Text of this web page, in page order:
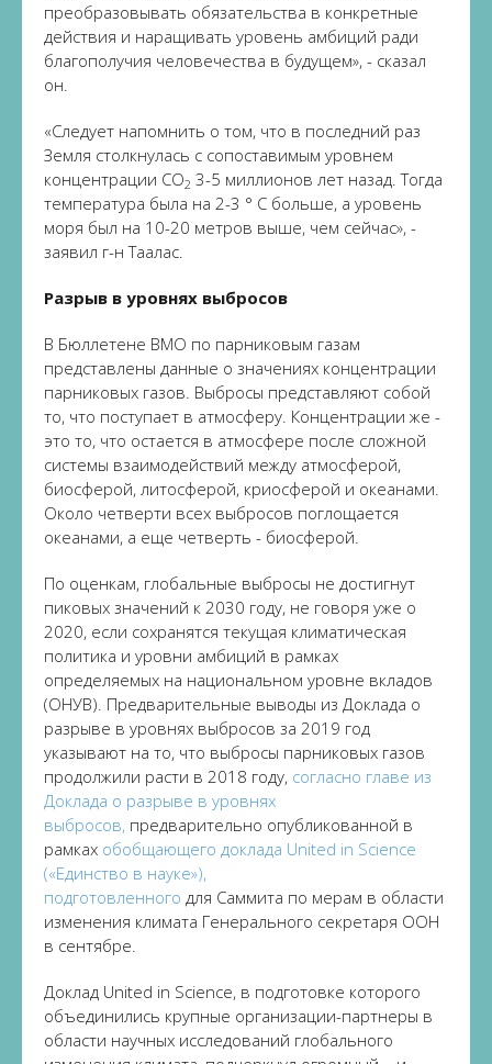
преобразовывать обязательства в конкретные
действия и наращивать уровень амбиций ради
благополучия человечества в будущем», - сказал
он.
«Следует напомнить о том, что в последний раз
Земля столкнулась с сопоставимым уровнем
концентрации CO2 3-5 миллионов лет назад. Тогда
температура была на 2-3 ° C больше, а уровень
моря был на 10-20 метров выше, чем сейчас», -
заявил г-н Таалас.
Разрыв в уровнях выбросов
В Бюллетене ВМО по парниковым газам
представлены данные о значениях концентрации
парниковых газов. Выбросы представляют собой
то, что поступает в атмосферу. Концентрации же -
это то, что остается в атмосфере после сложной
системы взаимодействий между атмосферой,
биосферой, литосферой, криосферой и океанами.
Около четверти всех выбросов поглощается
океанами, а еще четверть - биосферой.
По оценкам, глобальные выбросы не достигнут
пиковых значений к 2030 году, не говоря уже о
2020, если сохранятся текущая климатическая
политика и уровни амбиций в рамках
определяемых на национальном уровне вкладов
(ОНУВ). Предварительные выводы из Доклада о
разрыве в уровнях выбросов за 2019 год
указывают на то, что выбросы парниковых газов
продолжили расти в 2018 году, согласно главе из
Доклада о разрыве в уровнях
выбросов, предварительно опубликованной в
рамках обобщающего доклада United in Science
(«Единство в науке»),
подготовленного для Саммита по мерам в области
изменения климата Генерального секретаря ООН
в сентябре.
Доклад United in Science, в подготовке которого
объединились крупные организации-партнеры в
области научных исследований глобального